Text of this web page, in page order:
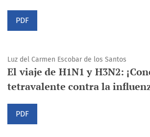
PDF
Luz del Carmen Escobar de los Santos
El viaje de H1N1 y H3N2:
tetravalente contra la
PDF